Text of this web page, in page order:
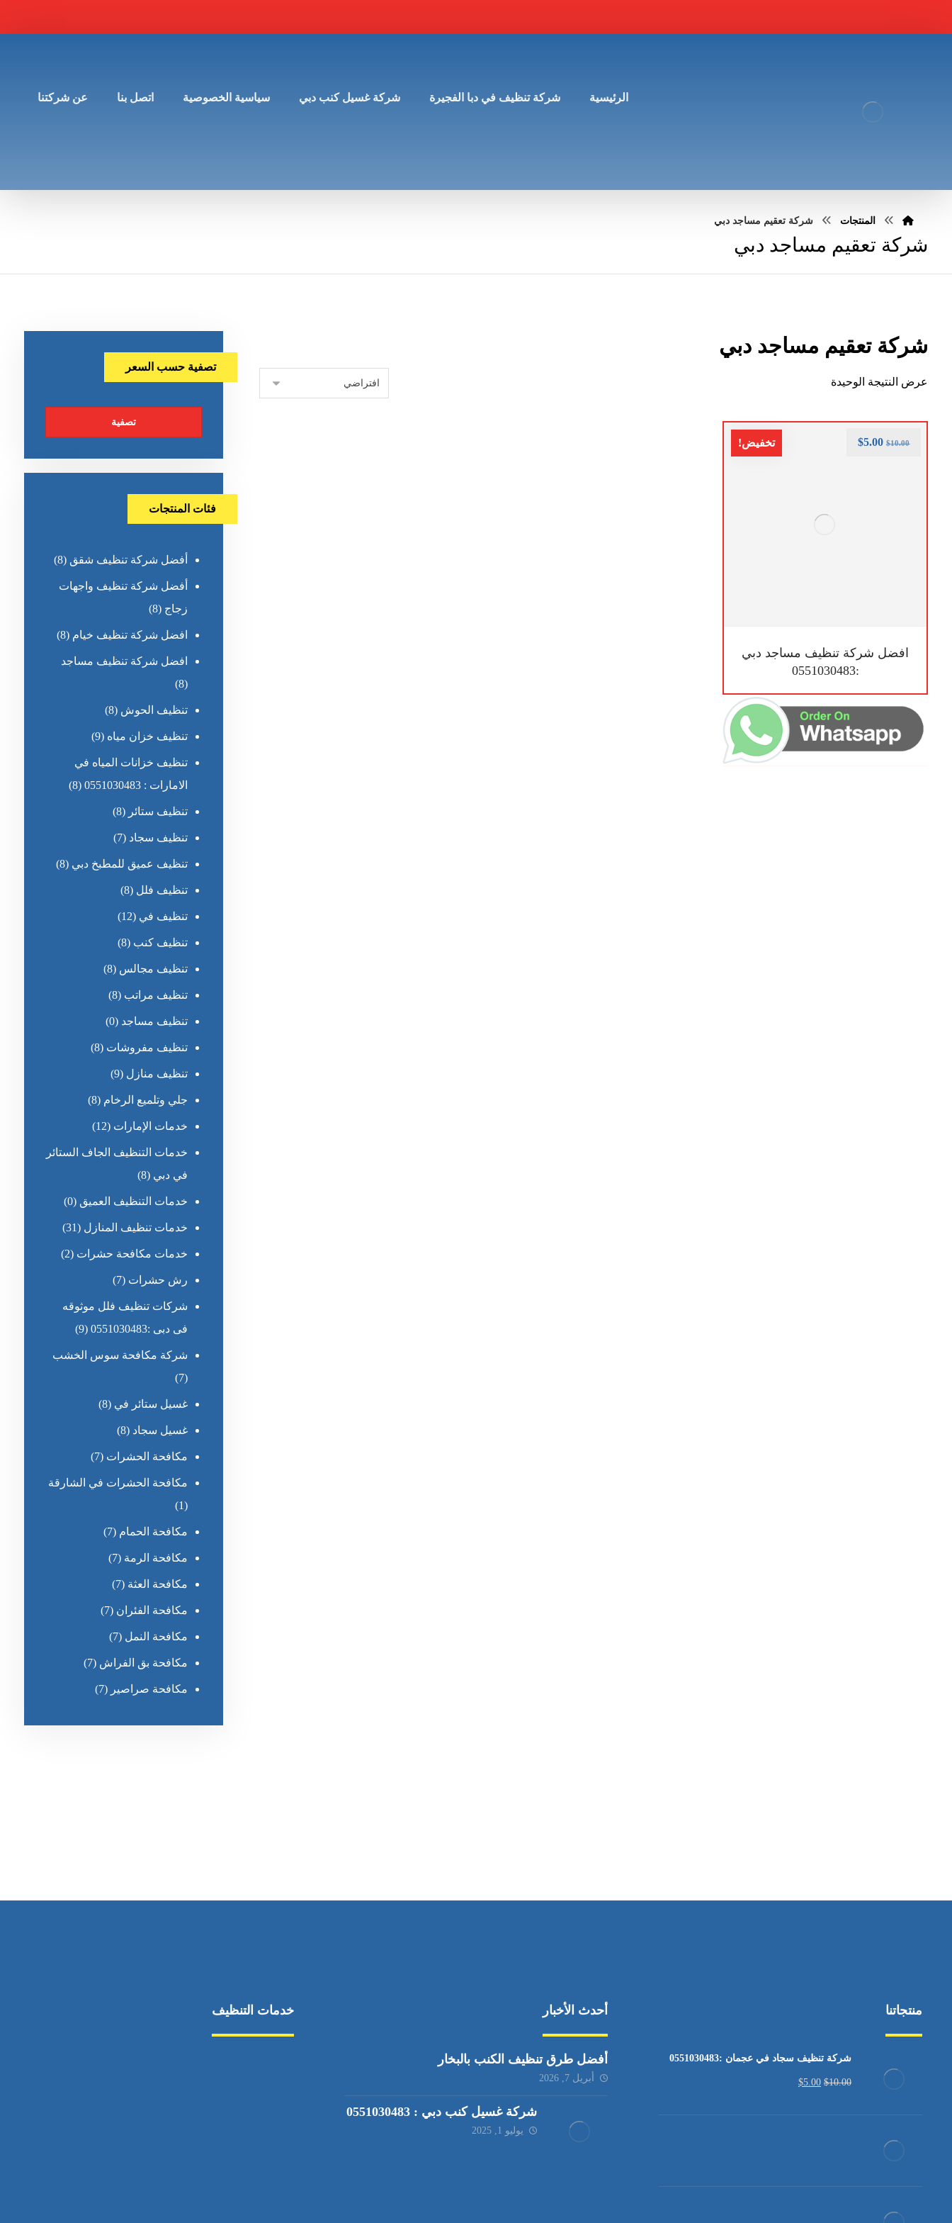
الرئيسية شركة تنظيف في دبا الفجيرة شركة غسيل كنب دبي سياسية الخصوصية اتصل بنا عن شركتنا
المنتجات شركة تعقيم مساجد دبي
شركة تعقيم مساجد دبي
شركة تعقيم مساجد دبي
عرض النتيجة الوحيدة
تخفيض!
افضل شركة تنظيف مساجد دبي
:0551030483
$10.00
$5.00
تصفية حسب السعر
تصفية
فئات المنتجات
أفضل شركة تنظيف شقق (8)
أفضل شركة تنظيف واجهات
زجاج (8)
افضل شركة تنظيف خيام (8)
افضل شركة تنظيف مساجد
(8)
تنظيف الحوش (8)
تنظيف خزان مياه (9)
تنظيف خزانات المياه في
الامارات : 0551030483
(8)
تنظيف ستائر (8)
تنظيف سجاد (7)
تنظيف عميق للمطبخ دبي (8)
تنظيف فلل (8)
تنظيف في (12)
تنظيف كنب (8)
تنظيف مجالس (8)
تنظيف مراتب (8)
تنظيف مساجد (0)
تنظيف مفروشات (8)
تنظيف منازل (9)
جلي وتلميع الرخام (8)
خدمات الإمارات (12)
خدمات التنظيف الجاف الستائر
في دبي (8)
خدمات التنظيف العميق (0)
خدمات تنظيف المنازل (31)
خدمات مكافحة حشرات (2)
رش حشرات (7)
شركات تنظيف فلل موثوقه
فى دبى :0551030483
(9)
شركة مكافحة سوس الخشب
(7)
غسيل ستائر في (8)
غسيل سجاد (8)
مكافحة الحشرات (7)
مكافحة الحشرات في الشارقة
(1)
مكافحة الحمام (7)
مكافحة الرمة (7)
مكافحة العثة (7)
مكافحة الفئران (7)
مكافحة النمل (7)
مكافحة بق الفراش (7)
مكافحة صراصير (7)
منتجاتنا
شركة تنظيف سجاد في عجمان :0551030483
$10.00
$5.00
أحدث الأخبار
أفضل طرق تنظيف الكنب بالبخار
أبريل 7, 2026
شركة غسيل كنب دبي : 0551030483
يوليو 1, 2025
خدمات التنظيف